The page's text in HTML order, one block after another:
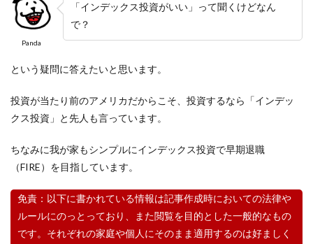
Panda
「インデックス投資がいい」って聞くけどなん
で？
という疑問に答えたいと思います。
投資が当たり前のアメリカだからこそ、投資するなら「インデッ
クス投資」と先人も言っています。
ちなみに我が家もシンプルにインデックス投資で早期退職
（FIRE）を目指しています。
免責：以下に書かれている情報は記事作成時においての法律や
ルールにのっとっており、また閲覧を目的とした一般的なもの
です。それぞれの家庭や個人にそのまま適用するのは好ましく